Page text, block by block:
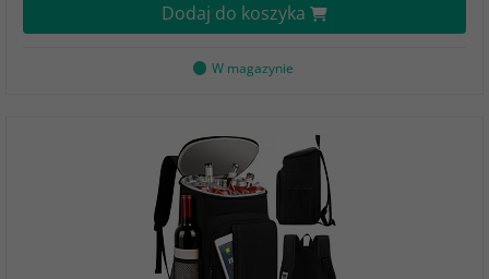
Dodaj do koszyka
W magazynie